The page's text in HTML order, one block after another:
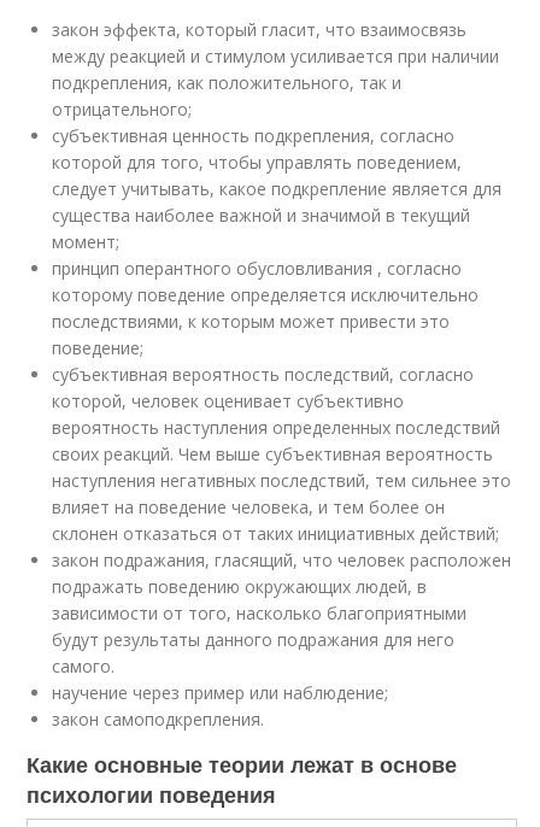
закон эффекта, который гласит, что взаимосвязь
между реакцией и стимулом усиливается при наличии
подкрепления, как положительного, так и
отрицательного;
субъективная ценность подкрепления, согласно
которой для того, чтобы управлять поведением,
следует учитывать, какое подкрепление является для
существа наиболее важной и значимой в текущий
момент;
принцип оперантного обусловливания , согласно
которому поведение определяется исключительно
последствиями, к которым может привести это
поведение;
субъективная вероятность последствий, согласно
которой, человек оценивает субъективно
вероятность наступления определенных последствий
своих реакций. Чем выше субъективная вероятность
наступления негативных последствий, тем сильнее это
влияет на поведение человека, и тем более он
склонен отказаться от таких инициативных действий;
закон подражания, гласящий, что человек расположен
подражать поведению окружающих людей, в
зависимости от того, насколько благоприятными
будут результаты данного подражания для него
самого.
научение через пример или наблюдение;
закон самоподкрепления.
Какие основные теории лежат в основе
психологии поведения